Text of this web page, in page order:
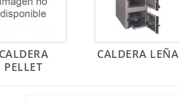
CALDERA
PELLET
CALDERA LEÑA